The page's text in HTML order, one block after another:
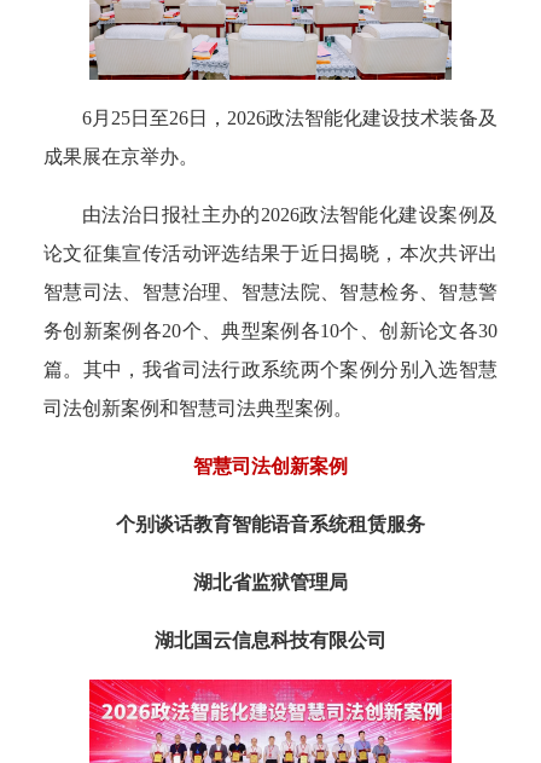
6月25日至26日，2026政法智能化建设技术装备及
成果展在京举办。
由法治日报社主办的2026政法智能化建设案例及
论文征集宣传活动评选结果于近日揭晓，本次共评出
智慧司法、智慧治理、智慧法院、智慧检务、智慧警
务创新案例各20个、典型案例各10个、创新论文各30
篇。 其中，我省司法行政系统两个案例分别入选智慧
司法创新案例和智慧司法典型案例。
智慧司法创新案例
个别谈话教育智能语音系统租赁服务
湖北省监狱管理局
湖北国云信息科技有限公司